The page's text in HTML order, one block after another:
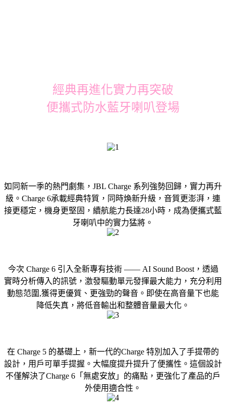
經典再進化實力再突破
便攜式防水藍牙喇叭登場
如同新一季的熱門劇集，JBL Charge 系列強勢回歸，實力再升
級。Charge 6承載經典特質，同時煥新升級，音質更澎湃，連
接更穩定，機身更堅固，續航能力長達28小時，成為便攜式藍
牙喇叭中的實力猛將。
今次 Charge 6 引入全新專有技術 —— AI Sound Boost，透過
實時分析傳入的訊號，激發驅動單元發揮最大能力，充分利用
動態范圍,獲得更優質、更強勁的聲音。即使在高音量下也能
降低失真，將低音輸出和整體音量最大化。
在 Charge 5 的基礎上，新一代的Charge 特別加入了手提帶的
設計，用戶可單手提握。大幅度提升提升了便攜性。這個設計
不僅解決了Charge 6「無處安放」的痛點，更強化了產品的戶
外使用適合性。